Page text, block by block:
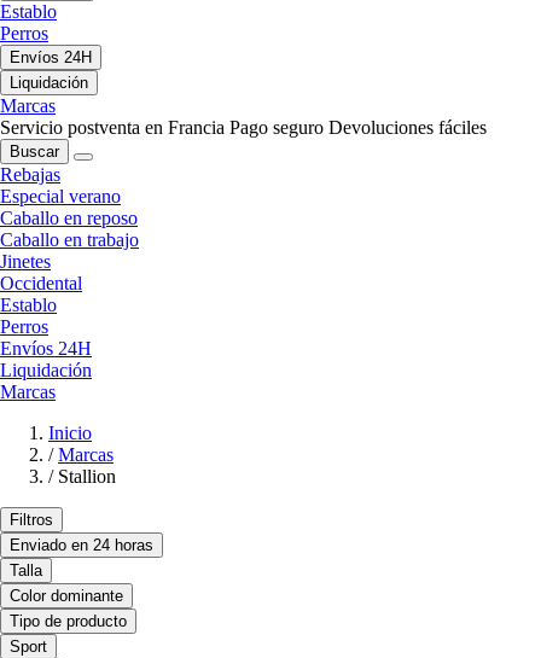
Establo
Perros
Envíos 24H
Liquidación
Marcas
Servicio postventa en Francia Pago seguro Devoluciones fáciles
Buscar
Rebajas
Especial verano
Caballo en reposo
Caballo en trabajo
Jinetes
Occidental
Establo
Perros
Envíos 24H
Liquidación
Marcas
Inicio
/ Marcas
/ Stallion
Filtros
Enviado en 24 horas
Talla
Color dominante
Tipo de producto
Sport